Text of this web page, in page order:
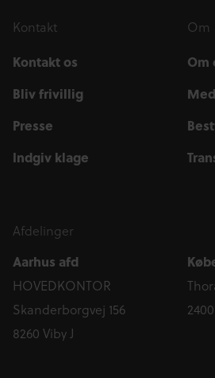
Kontakt
Kontakt os
Bliv frivillig
Presse
Indgiv klage
Om
Om
Afdelinger
Aarhus afd
HOVEDKONTOR
Skanderborgvej 156
8260 Viby J